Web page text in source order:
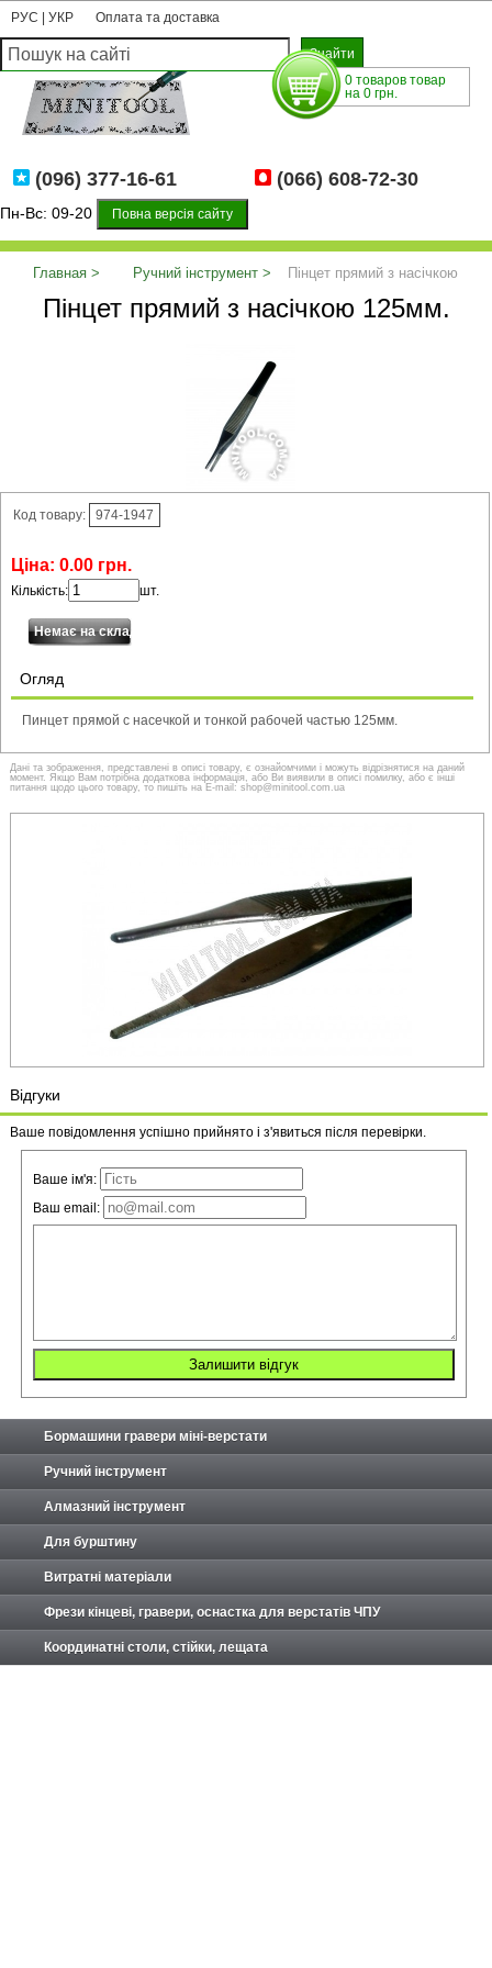
РУС УКР Оплата та доставка
0 товаров товар
на 0 грн.
(096) 377-16-61 (066) 608-72-30
Пн-Вс: 09-20 Повна версія сайту
Главная Ручний інструмент
Пінцет прямий з насічкою
125мм.Пінцет прямий з насічкою 125мм.
Код товару: 974-1947
Ціна: 0.00 грн.
Кількість: шт.
Огляд
Пинцет прямой с насечкой и тонкой рабочей частью 125мм.
Дані та зображення, представлені в описі товару, є ознайомчими і можуть відрізнятися на даний
момент. Якщо Вам потрібна додаткова інформація, або Ви виявили в описі помилку, або є інші
питання щодо цього товару, то пишіть на E-mail: shop@minitool.com.ua
Відгуки
Ваше повідомлення успішно прийнято і з'явиться після перевірки.
Ваше ім'я:
Ваш email:
Бормашини гравери міні-верстати
Ручний інструмент
Алмазний інструмент
Для бурштину
Витратні матеріали
Фрези кінцеві, гравери, оснастка для верстатів ЧПУ
Координатні столи, стійки, лещата